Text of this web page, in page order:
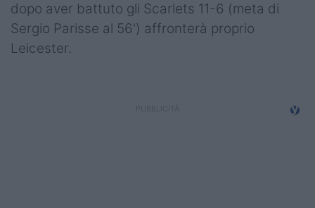
dopo aver battuto gli Scarlets 11-6 (meta di
Sergio Parisse al 56') affronterà proprio
Leicester.